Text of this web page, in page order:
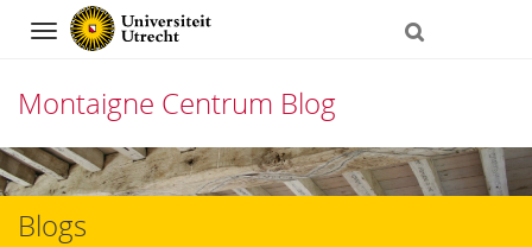
Navigation
Montaigne Centrum Blog
Direct
naarBlogs